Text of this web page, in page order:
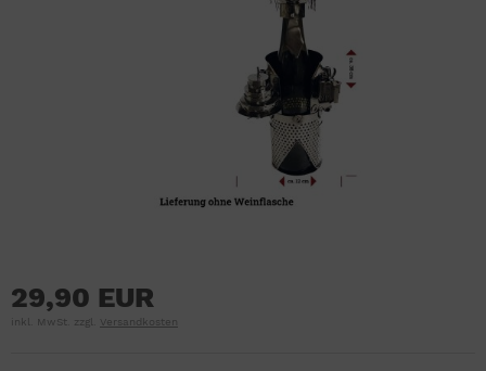
29,90 EUR
inkl. MwSt. zzgl. Versandkosten